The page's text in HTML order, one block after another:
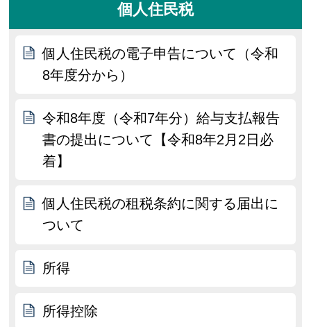
個人住民税
個人住民税の電子申告について（令和
8年度分から）
令和8年度（令和7年分）給与支払報告
書の提出について【令和8年2月2日必
着】
個人住民税の租税条約に関する届出に
ついて
所得
所得控除